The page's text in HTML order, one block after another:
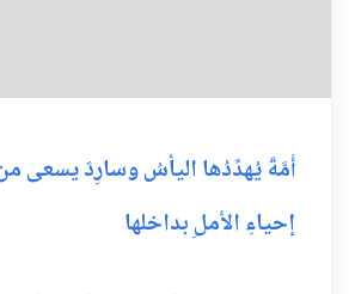
أُمَّةٌ يُهدِّدُها اليأسُ وسارِدٌ يسعى
إحياءِ الأملِ بداخلها